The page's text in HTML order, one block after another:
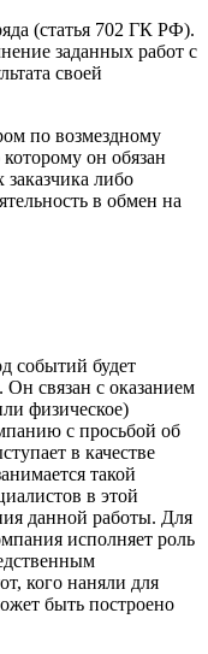
(статья 702 ГК РФ).
заданных работ с
своей
по возмездному
он обязан
либо
в обмен на
событий будет
Он связан с оказанием
физическое)
с просьбой об
в качестве
такой
в этой
данной работы. Для
исполняет роль
кого наняли для
быть построено